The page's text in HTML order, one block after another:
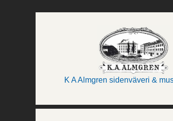
K A Almgren sidenväveri &